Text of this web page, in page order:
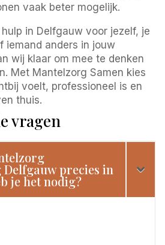
vaak beter mogelijk.
in Delfgauw voor jezelf, je
iemand anders in jouw
wij klaar om mee te denken
Met Mantelzorg Samen kies
voelt, professioneel is en
thuis.
vragen
precies in
je het nodig?